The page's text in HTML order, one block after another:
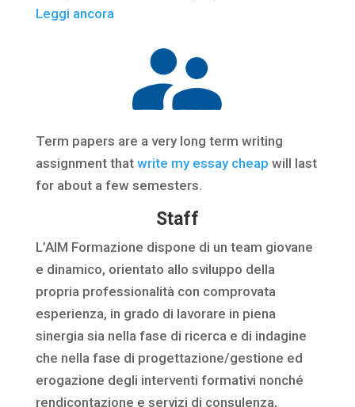
Leggi ancora
Term papers are a very long term writing
assignment that write my essay cheap will last
for about a few semesters.
Staff
L’AIM Formazione dispone di un team giovane
e dinamico, orientato allo sviluppo della
propria professionalità con comprovata
esperienza, in grado di lavorare in piena
sinergia sia nella fase di ricerca e di indagine
che nella fase di progettazione/gestione ed
erogazione degli interventi formativi nonché
rendicontazione e servizi di consulenza,